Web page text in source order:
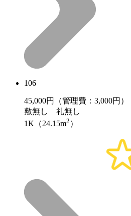
106
45,000円（管理費：3,000円）
敷無し 礼無し
1K（24.15m2 ）